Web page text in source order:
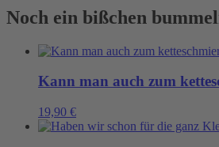
ungemütlich
Menge
Noch ein bißchen
Kann man auch zum
19,90 €